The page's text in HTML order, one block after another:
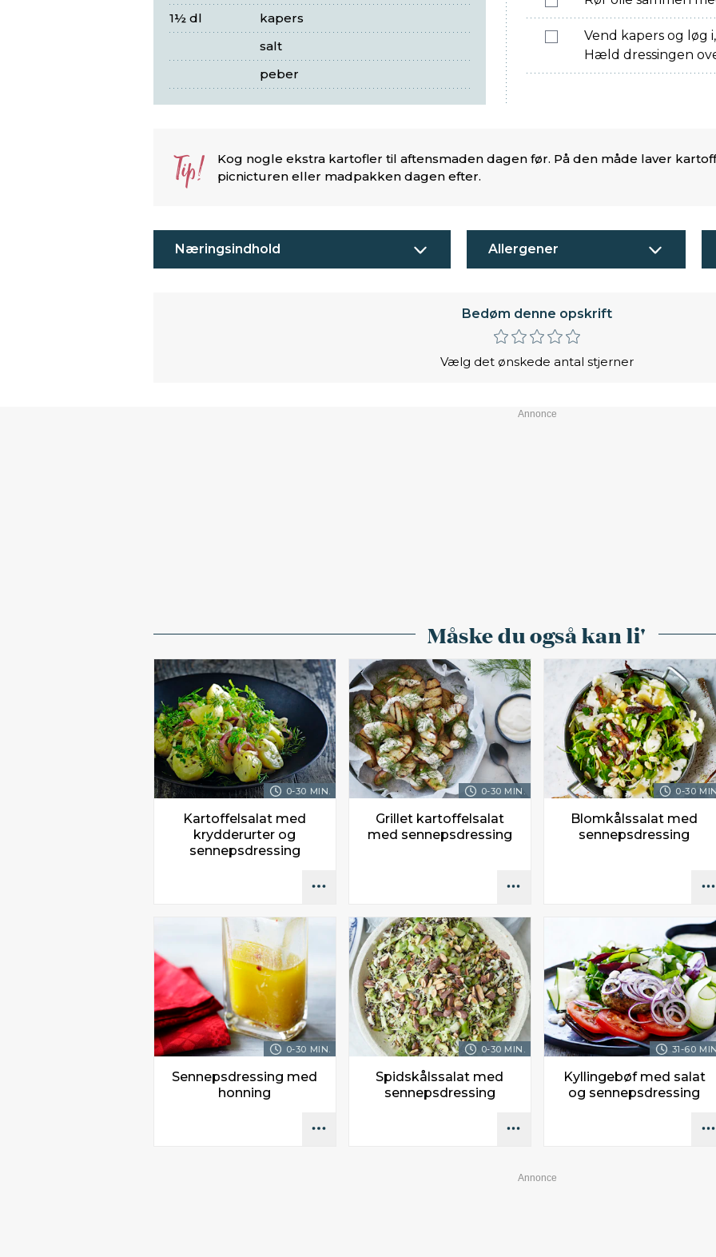
kapers
1½ dl
salt
peber
Vend kapers og løg
Hæld dressingen
Tip!
Kog nogle ekstra kartofler til aftensmaden dagen før. På den måde laver
picnicturen eller madpakken dagen efter.
Næringsindhold Allergener
Bedøm denne opskrift
Vælg det ønskede antal stjerner
Måske du også kan li'
0-30 MIN.
Kartoffelsalat med
krydderurter og
sennepsdressing
0-30 MIN.
Grillet kartoffelsalat
med sennepsdressing
0-30
Blomkålssalat med
sennepsdressing
0-30 MIN.
Sennepsdressing med
honning
0-30 MIN.
Spidskålssalat med
sennepsdressing
31-60
Kyllingebøf med salat
og sennepsdressing